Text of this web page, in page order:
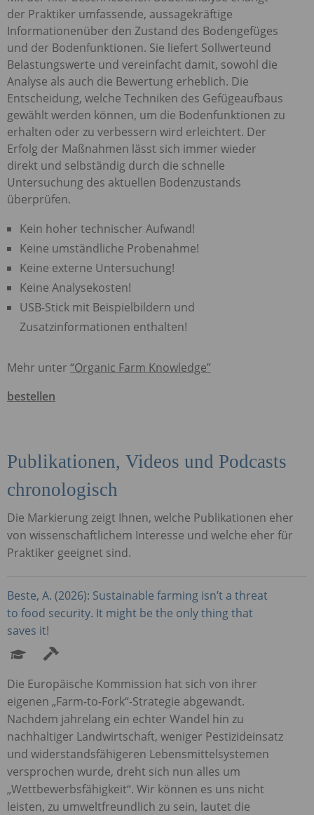
der Praktiker umfassende, aussagekräftige
Informationenüber den Zustand des Bodengefüges
und der Bodenfunktionen. Sie liefert Sollwerteund
Belastungswerte und vereinfacht damit, sowohl die
Analyse als auch die Bewertung erheblich. Die
Entscheidung, welche Techniken des Gefügeaufbaus
gewählt werden können, um die Bodenfunktionen zu
erhalten oder zu verbessern wird erleichtert. Der
Erfolg der Maßnahmen lässt sich immer wieder
direkt und selbständig durch die schnelle
Untersuchung des aktuellen Bodenzustands
überprüfen.
Kein hoher technischer Aufwand!
Keine umständliche Probenahme!
Keine externe Untersuchung!
Keine Analysekosten!
USB-Stick mit Beispielbildern und
Zusatzinformationen enthalten!
Mehr unter “Organic Farm Knowledge”
bestellen
Publikationen, Videos und Podcasts
chronologisch
Die Markierung zeigt Ihnen, welche Publikationen eher
von wissenschaftlichem Interesse und welche eher für
Praktiker geeignet sind.
Beste, A. (2026): Sustainable farming isn’t a threat
to food security. It might be the only thing that
saves it!
Die Europäische Kommission hat sich von ihrer
eigenen „Farm-to-Fork“-Strategie abgewandt.
Nachdem jahrelang ein echter Wandel hin zu
nachhaltiger Landwirtschaft, weniger Pestizideinsatz
und widerstandsfähigeren Lebensmittelsystemen
versprochen wurde, dreht sich nun alles um
„Wettbewerbsfähigkeit“. Wir können es uns nicht
leisten, zu umweltfreundlich zu sein, lautet die